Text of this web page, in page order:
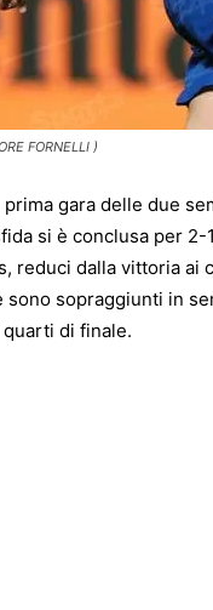
FORNELLI )
prima gara delle due
si è conclusa per 2-
reduci dalla vittoria
sopraggiunti in
quarti di finale.